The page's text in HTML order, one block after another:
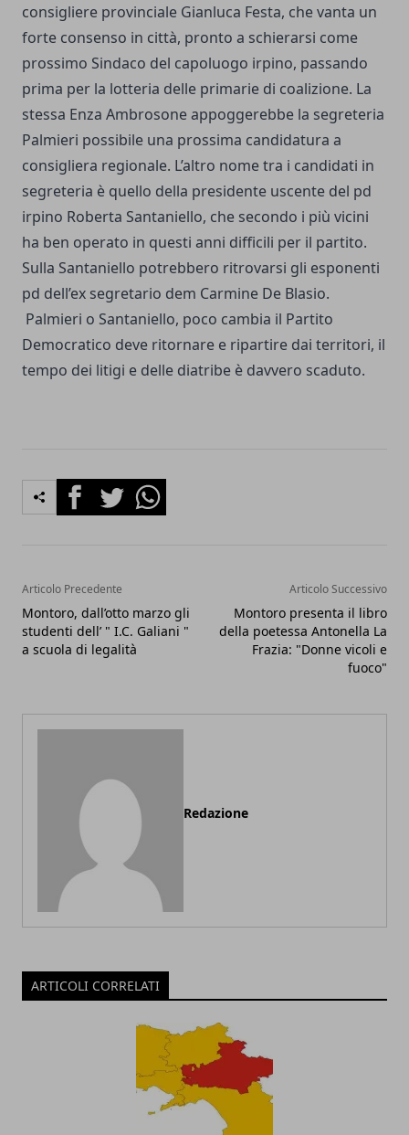
consigliere provinciale Gianluca Festa, che vanta un
forte consenso in città, pronto a schierarsi come
prossimo Sindaco del capoluogo irpino, passando
prima per la lotteria delle primarie di coalizione. La
stessa Enza Ambrosone appoggerebbe la segreteria
Palmieri possibile una prossima candidatura a
consigliera regionale. L’altro nome tra i candidati in
segreteria è quello della presidente uscente del pd
irpino Roberta Santaniello, che secondo i più vicini
ha ben operato in questi anni difficili per il partito.
Sulla Santaniello potrebbero ritrovarsi gli esponenti
pd dell’ex segretario dem Carmine De Blasio.
Palmieri o Santaniello, poco cambia il Partito
Democratico deve ritornare e ripartire dai territori, il
tempo dei litigi e delle diatribe è davvero scaduto.
FacebookTwitterWhatsapp
Articolo Precedente
Montoro, dall’otto marzo gli
studenti dell’ " I.C. Galiani "
a scuola di legalità
Articolo Successivo
Montoro presenta il libro
della poetessa Antonella La
Frazia: "Donne vicoli e
fuoco"
Redazione
ARTICOLI CORRELATI